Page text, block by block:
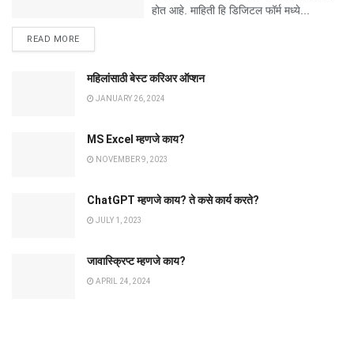
होत आहे. माहिती हि डिजिटल फॉर्म मध्ये...
READ MOREDETAILS
महिलांसाठी बेस्ट करिअर ऑप्शन
JANUARY 26, 2024
MS Excel म्हणजे काय?
NOVEMBER 9, 2023
ChatGPT म्हणजे काय? ते कसे कार्य करते?
JULY 1, 2023
जावास्क्रिप्ट म्हणजे काय?
APRIL 24, 2024